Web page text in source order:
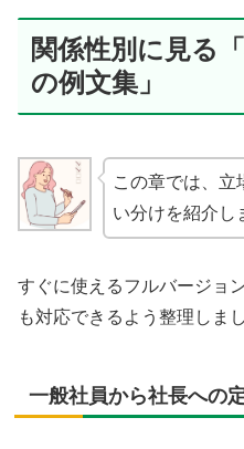
関係性別に見る
の例文集」
この章では、立
い分けを紹介し
すぐに使えるフルバージョ
も対応できるよう整理しまし
一般社員から社長への